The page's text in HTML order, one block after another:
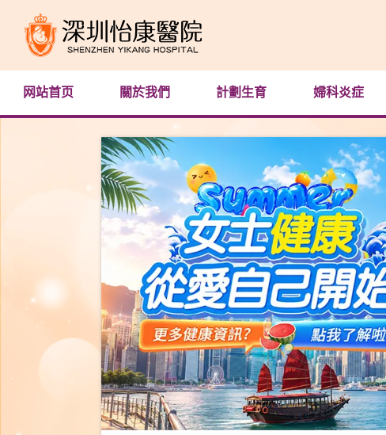
网站首页 關於我們 計劃生育 婦科炎症